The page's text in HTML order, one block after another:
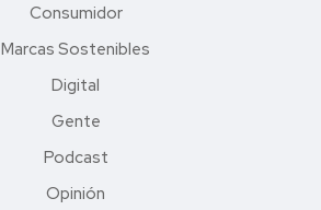
Consumidor
Marcas Sostenibles
Digital
Gente
Podcast
Opinión